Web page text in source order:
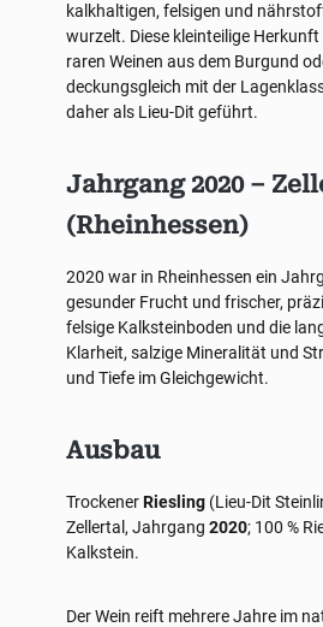
kalkhaltigen, felsigen und
wurzelt. Diese kleinteilige
raren Weinen aus dem Burgund
deckungsgleich mit der
daher als Lieu-Dit geführt.
Jahrgang 2020 –
(Rheinhessen)
2020 war in Rheinhessen ein
gesunder Frucht und frischer,
felsige Kalksteinboden und die
Klarheit, salzige Mineralität und
und Tiefe im Gleichgewicht.
Ausbau
TrockenerRiesling (Lieu-Dit
Zellertal, Jahrgang 2020; 100 %
Kalkstein.
Der Wein reift mehrere Jahre im